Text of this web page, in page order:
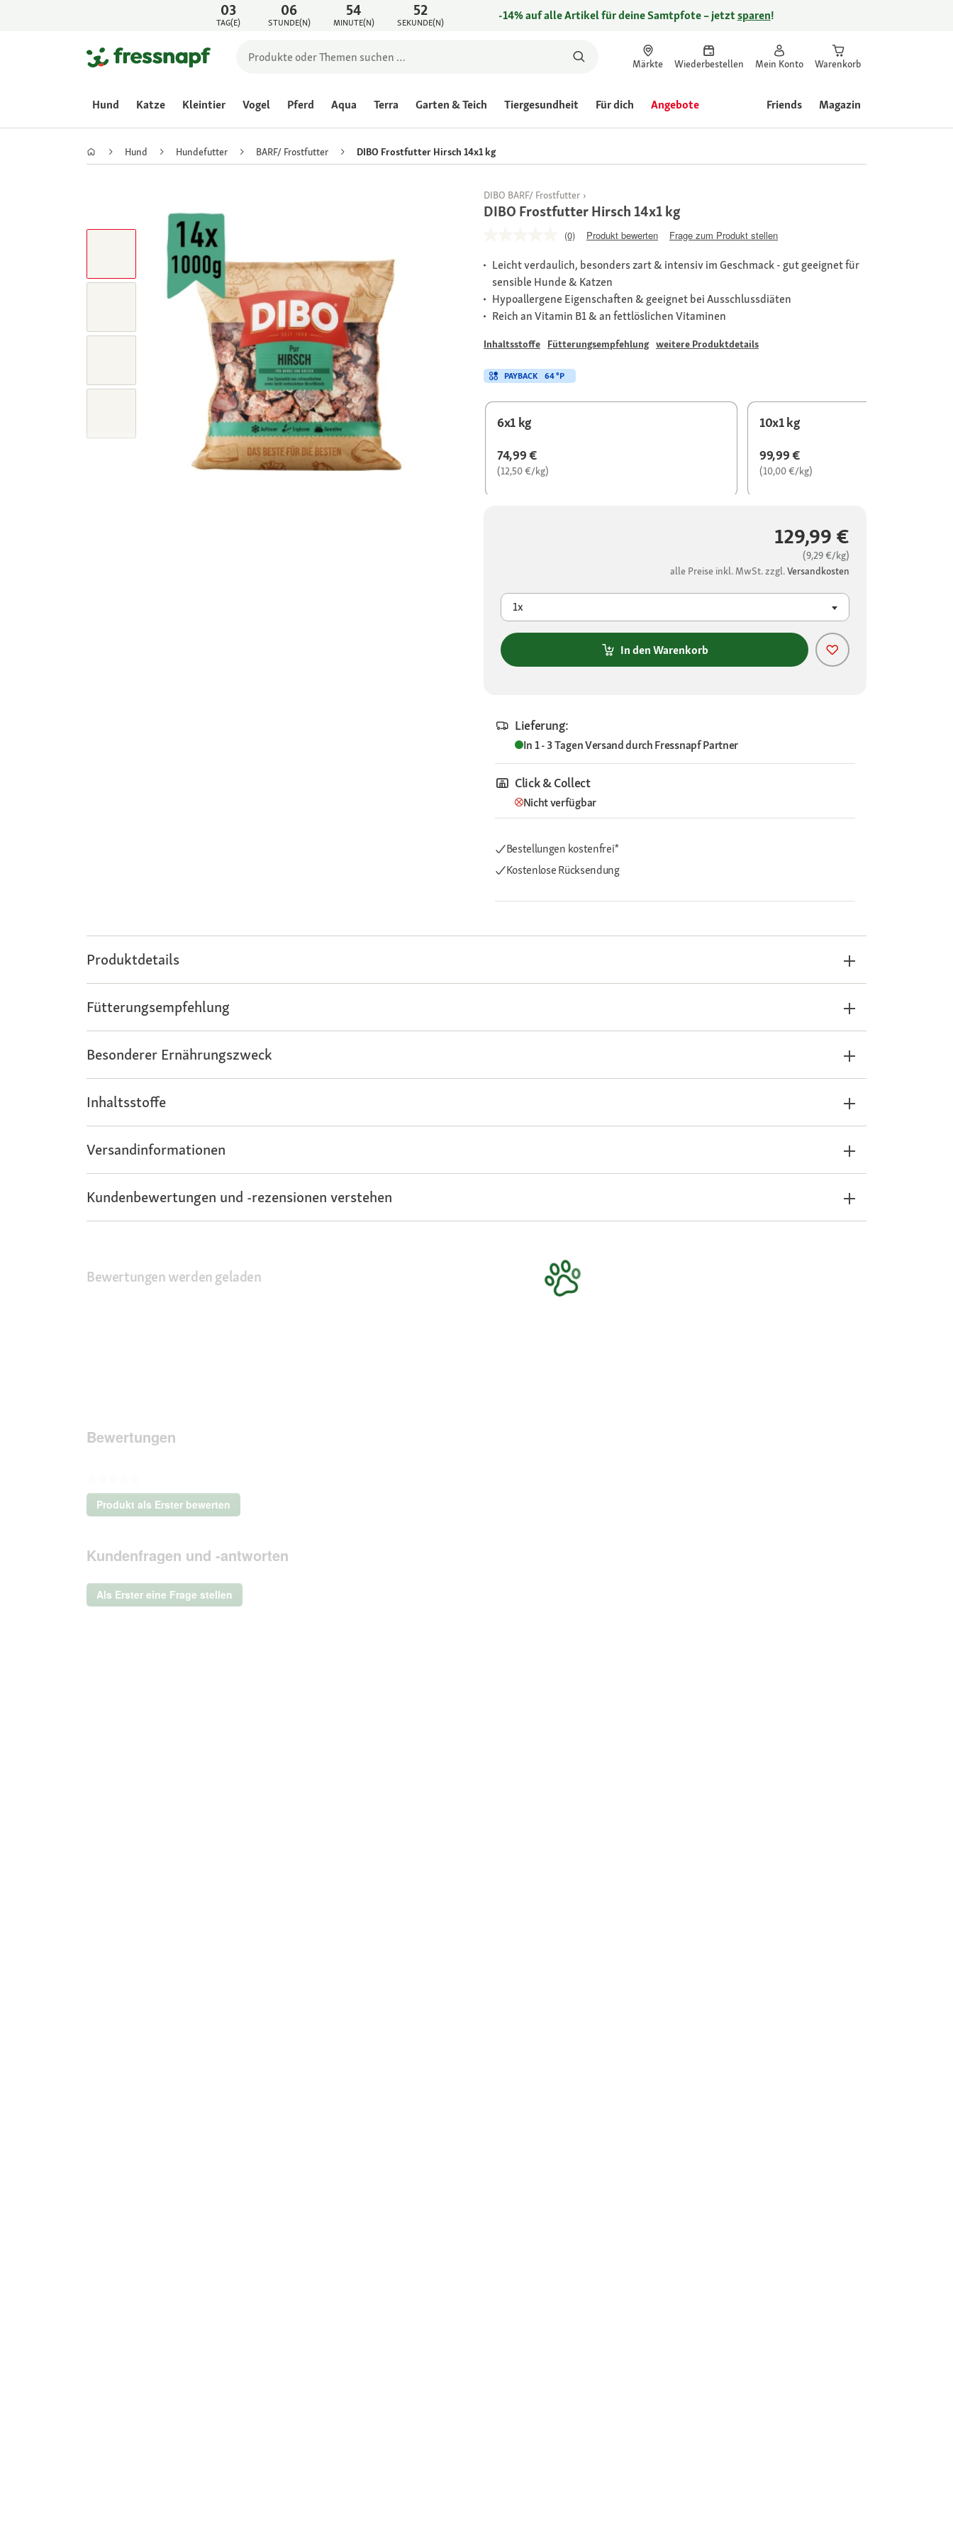
03
TAG(E)
06
STUNDE(N)
54
MINUTE(N)
52
SEKUNDE(N) -14% auf alle Artikel für deine Samtpfote – jetztsparen!
Märkte Wiederbestellen Mein Konto Warenkorb
Hund Katze Kleintier Vogel Pferd Aqua Terra Garten & Teich Tiergesundheit Für dich Angebote Friends Magazin
Hund Hundefutter BARF/ Frostfutter DIBO Frostfutter Hirsch 14x1 kg
DIBO BARF/ Frostfutter
DIBO Frostfutter Hirsch 14x1 kg
(0) Produkt bewerten Frage zum Produkt stellen
Leicht verdaulich, besonders zart & intensiv im Geschmack - gut geeignet für
sensible Hunde & Katzen
Hypoallergene Eigenschaften & geeignet bei Ausschlussdiäten
Reich an Vitamin B1 & an fettlöslichen Vitaminen
Inhaltsstoffe Fütterungsempfehlung weitere Produktdetails
PAYBACK 64 °P
6x1 kg
74,99 €
(12,50 €/kg)
10x1 kg
99,99 €
(10,00 €/kg)
129,99 €
(9,29 €/kg)
alle Preise inkl. MwSt. zzgl.Versandkosten
1x
In den Warenkorb
Lieferung:
In 1 - 3 TagenVersand durchFressnapf Partner
Click & Collect
Nicht verfügbar
Bestellungen kostenfrei*
Kostenlose Rücksendung
Produktdetails
Fütterungsempfehlung
Besonderer Ernährungszweck
Inhaltsstoffe
Versandinformationen
Kundenbewertungen und -rezensionen verstehen
Bewertungen werden geladen
Bewertungen
Kein
Beurteilungswert
Produkt als Erster bewerten
.
Aktion
ein
modales
Kundenfragen und -antworten
Als Erster eine Frage stellen